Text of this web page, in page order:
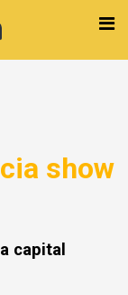
show
capital